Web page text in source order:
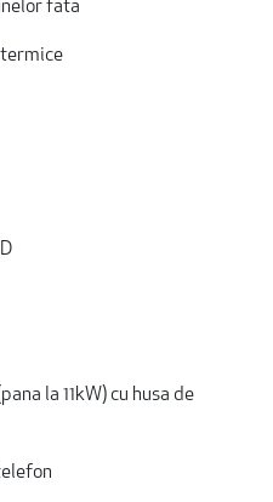
fata
la 11kW) cu husa de